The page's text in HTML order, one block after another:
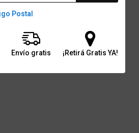
Postal
Envío gratis ¡Retirá Gratis YA!